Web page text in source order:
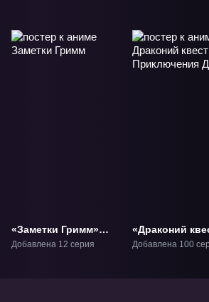
«Заметки Гримм»
ТВ-1
Добавлена 12 серия
«Драконий
Приключения
Добавлена 100